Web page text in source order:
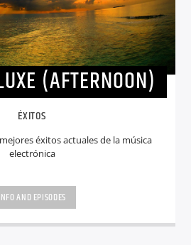
(AFTERNOON)
ÉXITOS
éxitos actuales de la música
electrónica
AND EPISODES